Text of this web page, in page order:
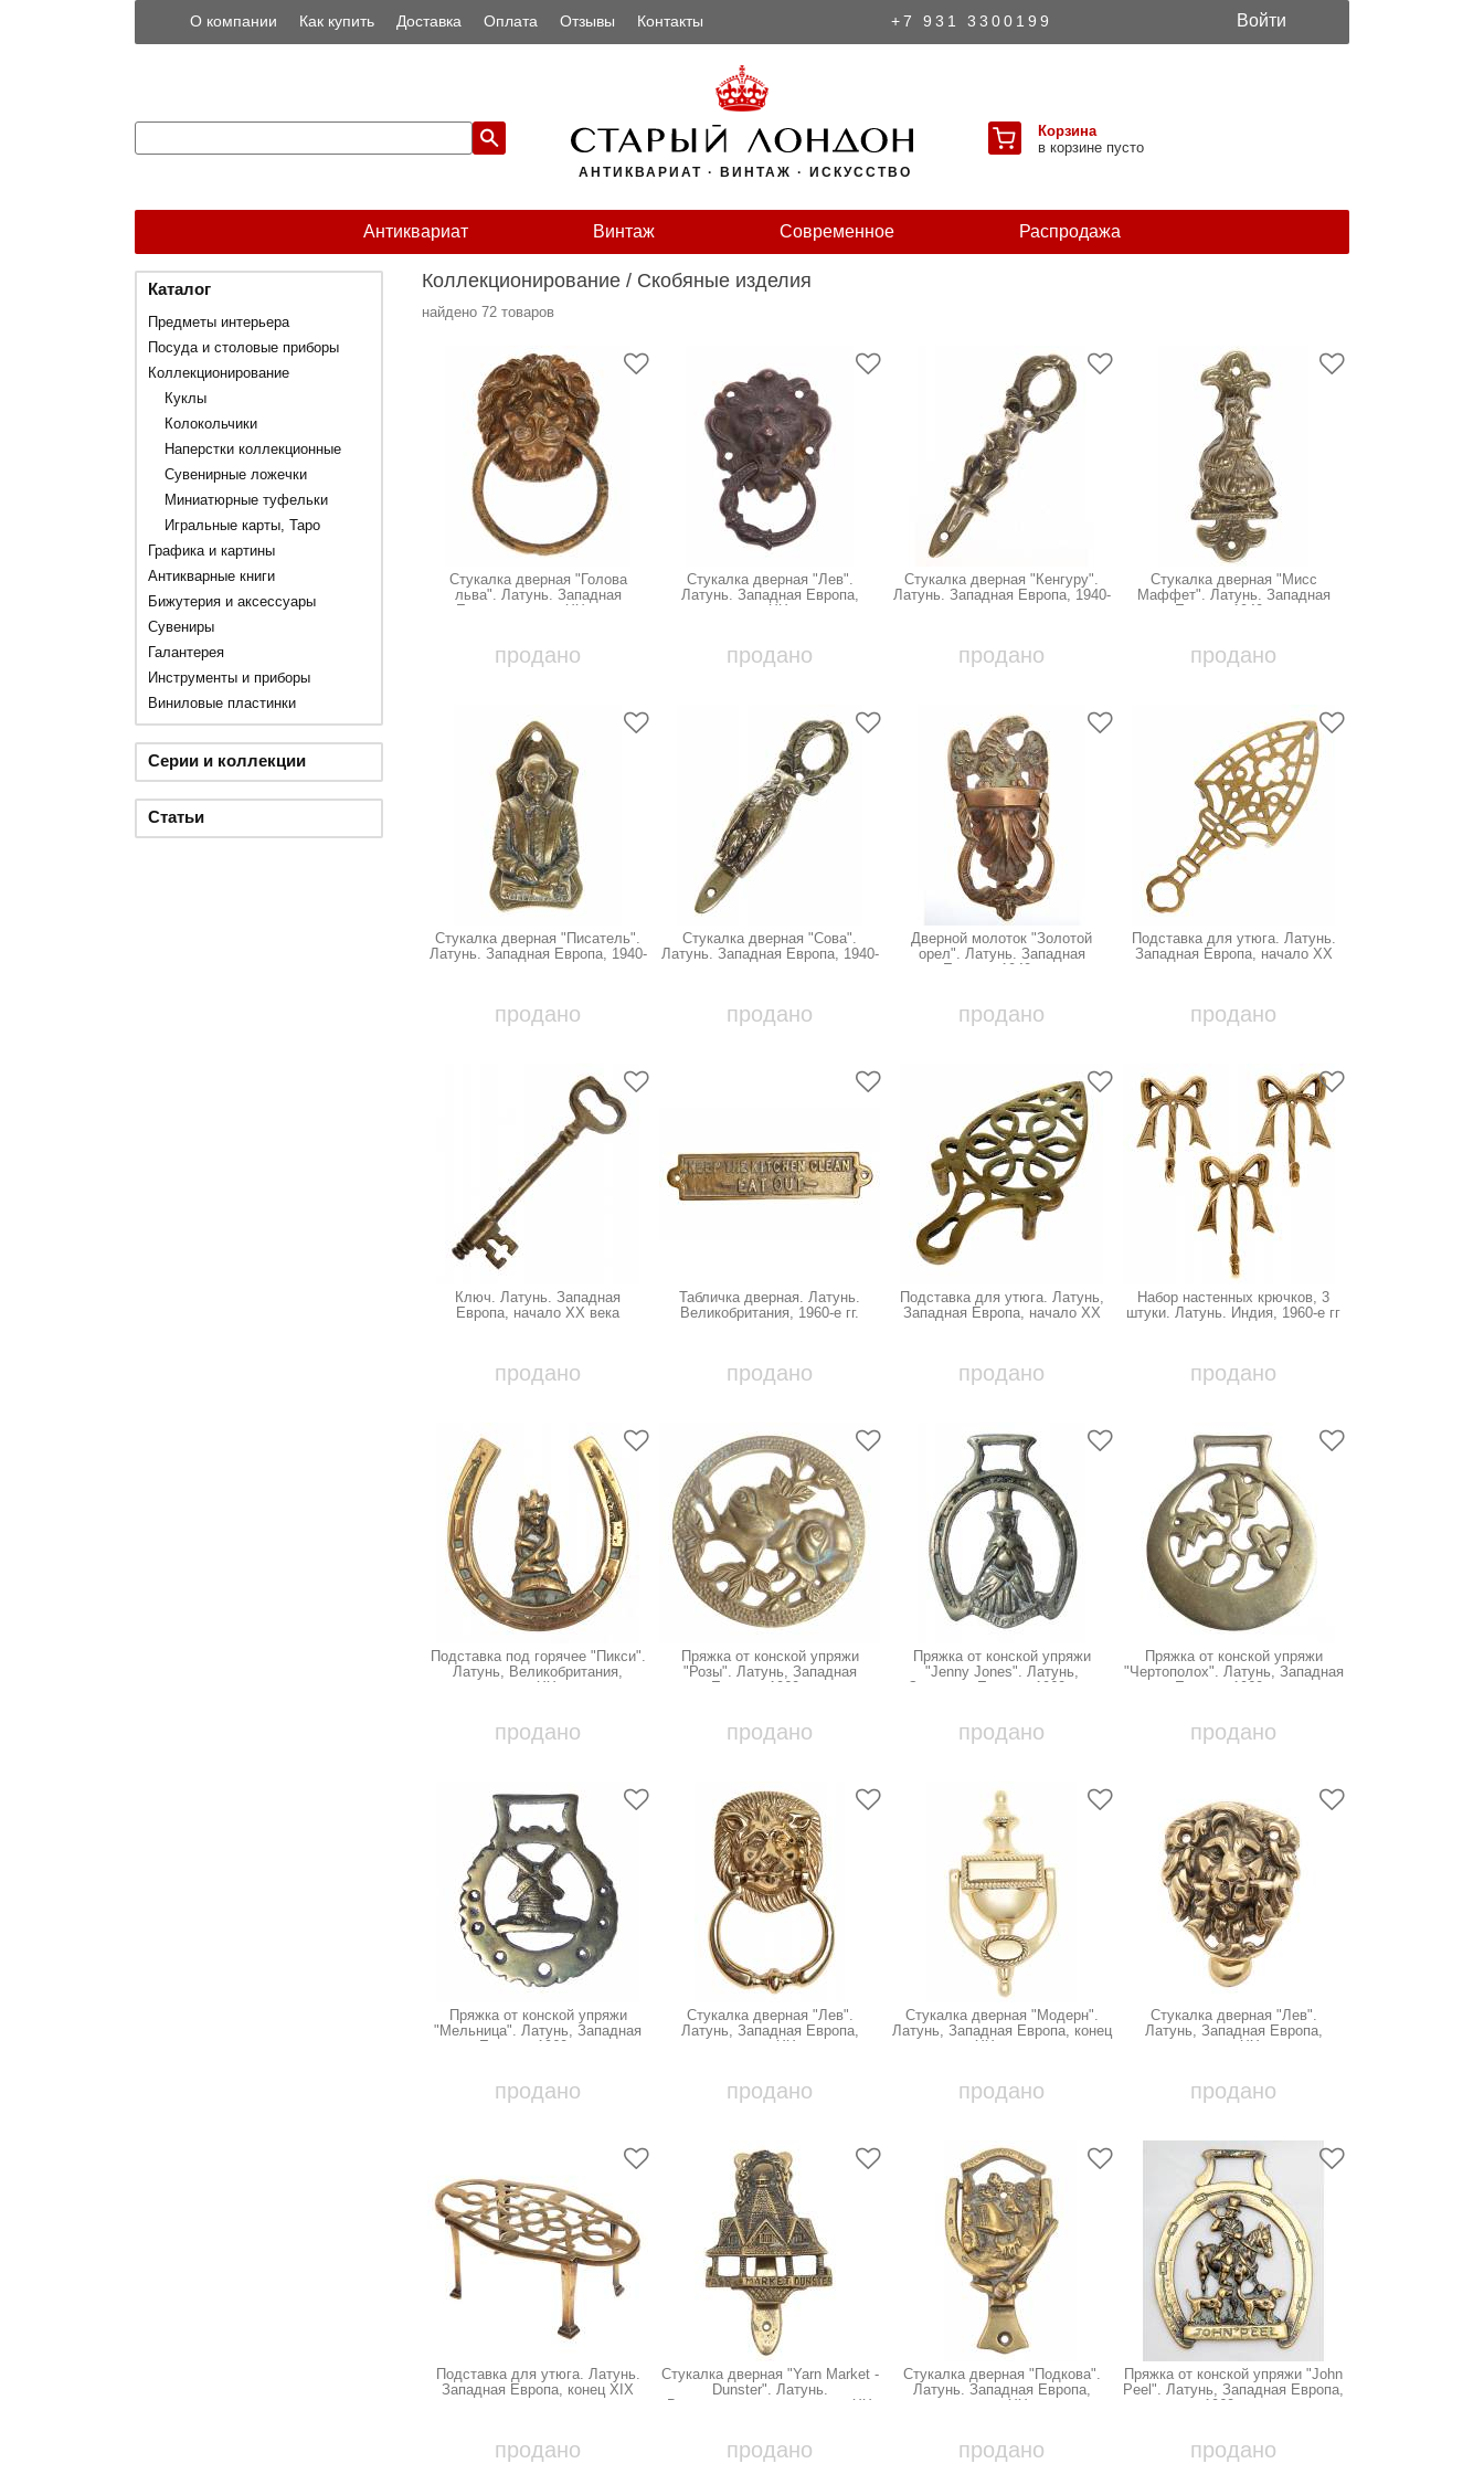
О компании Как купить Доставка Оплата Отзывы Контакты +7 931 3300199 Войти
АНТИКВАРИАТ · ВИНТАЖ · ИСКУССТВО
Корзина
в корзине пусто
Антиквариат Винтаж Современное Распродажа
Каталог
Предметы интерьера
Посуда и столовые приборы
Коллекционирование
Куклы
Колокольчики
Наперстки коллекционные
Сувенирные ложечки
Миниатюрные туфельки
Игральные карты, Таро
Графика и картины
Антикварные книги
Бижутерия и аксессуары
Сувениры
Галантерея
Инструменты и приборы
Виниловые пластинки
Серии и коллекции
Статьи
Коллекционирование / Скобяные изделия
72 товаров
Стукалка дверная "Голова
льва". Латунь. Западная
Европа, начало ХХ века
продано
Стукалка дверная "Лев".
Латунь. Западная Европа,
начало ХХ века
продано
Стукалка дверная "Кенгуру".
Латунь. Западная Европа, 1940-
продано
Стукалка дверная "Мисс
Маффет". Латунь. Западная
Европа, 1940-е гг.
продано
Стукалка дверная "Писатель".
Латунь. Западная Европа, 1940-
продано
Стукалка дверная "Сова".
Латунь. Западная Европа, 1940-
продано
Дверной молоток "Золотой
орел". Латунь. Западная
Европа, 1940-е гг.
продано
Подставка для утюга. Латунь.
Западная Европа, начало ХХ
продано
Ключ. Латунь. Западная
Европа, начало ХХ века
продано
Табличка дверная. Латунь.
Великобритания, 1960-е гг.
продано
Подставка для утюга. Латунь,
Западная Европа, начало ХХ
продано
Набор настенных крючков, 3
штуки. Латунь. Индия, 1960-е гг
продано
Подставка под горячее "Пикси".
Латунь, Великобритания,
начало ХХ века
продано
Пряжка от конской упряжи
"Розы". Латунь, Западная
Европа, 1960-е гг.
продано
Пряжка от конской упряжи
"Jenny Jones". Латунь,
Западная Европа, 1960-е гг.
продано
Пряжка от конской упряжи
"Чертополох". Латунь, Западная
Европа, 1960-е гг.
продано
Пряжка от конской упряжи
"Мельница". Латунь, Западная
Европа, 1960-е гг.
продано
Стукалка дверная "Лев".
Латунь, Западная Европа,
середина ХХ века
продано
Стукалка дверная "Модерн".
Латунь, Западная Европа, конец
ХХ века
продано
Стукалка дверная "Лев".
Латунь, Западная Европа,
середина ХХ века
продано
Подставка для утюга. Латунь.
Западная Европа, конец ХIХ
продано
Стукалка дверная "Yarn Market -
Dunster". Латунь.
Великобритания, середина ХХ
продано
Стукалка дверная "Подкова".
Латунь. Западная Европа,
середина ХХ века
продано
Пряжка от конской упряжи "John
Peel". Латунь, Западная Европа,
1960-е гг.
продано